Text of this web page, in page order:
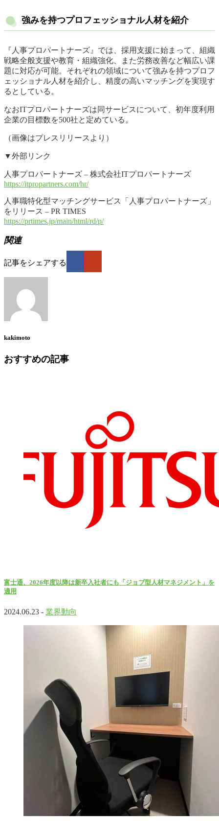
強みを持つプロフェッショナル人材を紹介
『人事プロパートナーズ』では、採用支援に始まって、組織
戦略全般支援や教育・組織強化、また労務改善など幅広い課
題に対応が可能。それぞれの領域について強みを持つプロフ
ェッショナル人材を紹介し、精度の高いマッチングを実現す
るとしている。
なおITプロパートナーズは同サービスについて、初年度利用
企業の目標数を500社と定めている。
（画像はプレスリリースより）
▼外部リンク
人事プロパートナーズ – 株式会社ITプロパートナーズ
https://itpropartners.com/hr/
人事職特化型マッチングサービス「人事プロパートナーズ」
をリリース – PR TIMES
https://prtimes.jp/main/html/rd/p/
関連
記事をシェアする
kakimoto
おすすめの記事
富士通、2026年度以降は新卒入社者にも「ジョブ型人材マネジメント」を
適用
2024.06.23 - 業界動向